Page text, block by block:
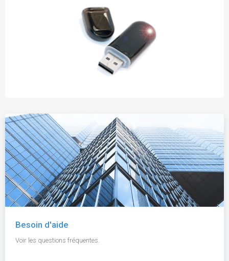
Besoin d'aide
Voir les questions fréquentes.